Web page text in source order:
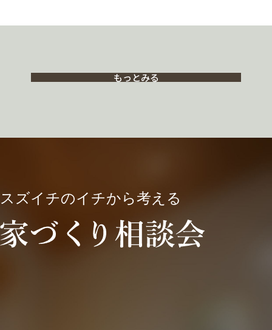
もっとみる
スズイチのイチから考える